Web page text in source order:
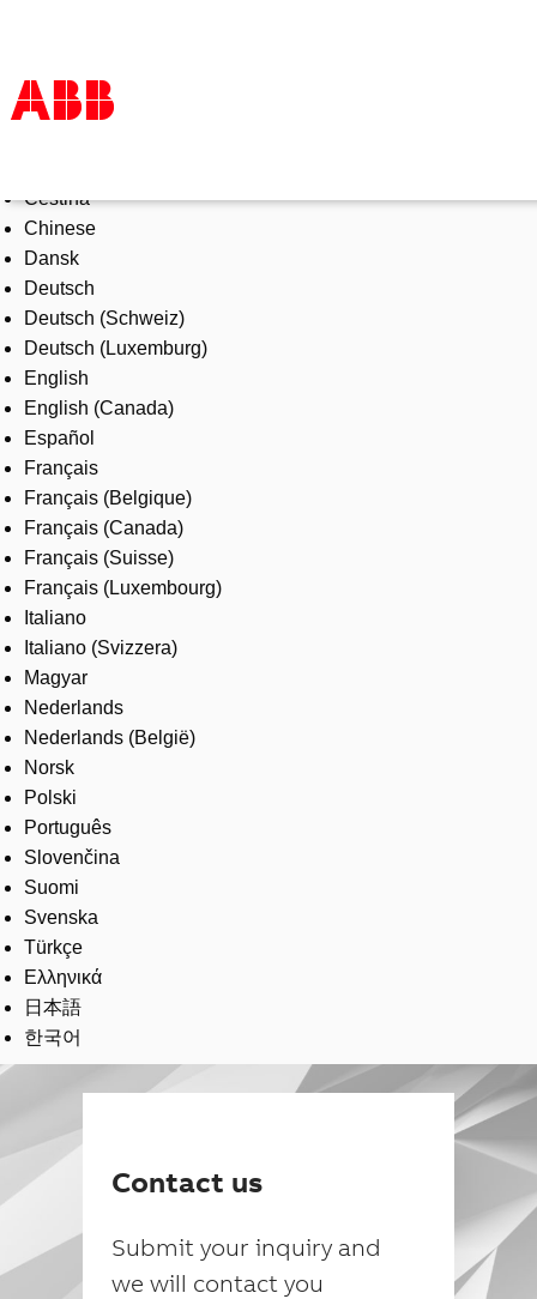
Products & Solutions
Industries
Services
About us
Where to buy
Contact us
Careers
Čeština
Chinese
Dansk
Deutsch
Deutsch (Schweiz)
Deutsch (Luxemburg)
English
English (Canada)
Español
Français
Français (Belgique)
Français (Canada)
Français (Suisse)
Français (Luxembourg)
Italiano
Italiano (Svizzera)
Magyar
Nederlands
Nederlands (België)
Norsk
Polski
Português
Slovenčina
Suomi
Svenska
Türkçe
Ελληνικά
日本語
한국어
Contact us
Submit your inquiry and
we will contact you